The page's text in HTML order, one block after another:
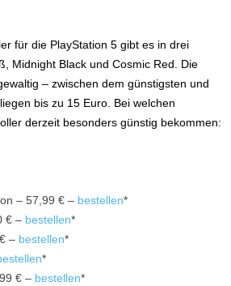
für die PlayStation 5 gibt es in drei
Midnight Black und Cosmic Red. Die
– zwischen dem günstigsten und
bis zu 15 Euro. Bei welchen
derzeit besonders günstig bekommen:
– 57,99 € – bestellen*
€ – bestellen*
– bestellen*
*
€ – bestellen*